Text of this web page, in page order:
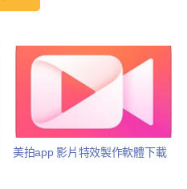
美拍app 影片特效製作軟體下載